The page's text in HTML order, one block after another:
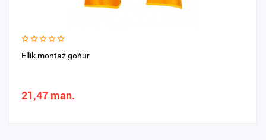
Ellik montaž goňur
21,47 man.